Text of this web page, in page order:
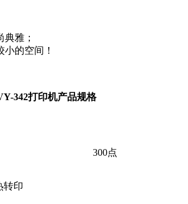
雅；
的空间！
342打印机产品规格
300点
转印